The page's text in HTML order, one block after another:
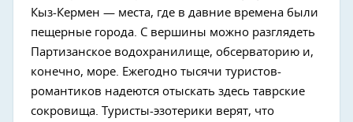
Кыз-Кермен — места, где в давние времена были
пещерные города. С вершины можно разглядеть
Партизанское водохранилище, обсерваторию и,
конечно, море. Ежегодно тысячи туристов-
романтиков надеются отыскать здесь таврские
сокровища. Туристы-эзотерики верят, что